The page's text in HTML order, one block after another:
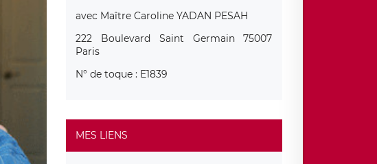
avec Maître Caroline YADAN PESAH
222 Boulevard Saint Germain 75007
Paris
N° de toque : E1839
MES LIENS